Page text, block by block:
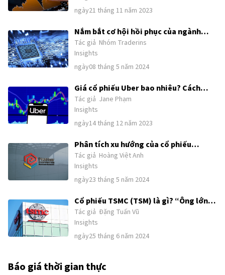
danh mục đầu tư cổ phiếu năm 2024
ngày21 tháng 11 năm 2023
Nắm bắt cơ hội hồi phục của ngành
chip: 10 cổ phiếu bán dẫn đáng đầu tư
nhất năm 2024
Tác giả Nhóm Traderins
Insights
ngày08 tháng 5 năm 2024
Giá cổ phiếu Uber bao nhiêu? Cách
mua cổ phiếu Uber tại Việt Nam
Tác giả Jane Phạm
Insights
ngày14 tháng 12 năm 2023
Phân tích xu hướng của cổ phiếu
PDR:Tại sao PDR là cổ phiếu đáng để
đầu tư hiện tại?
Tác giả Hoàng Việt Anh
Insights
ngày23 tháng 5 năm 2024
Cổ phiếu TSMC (TSM) là gì? “Ông lớn”
ngành bán dẫn liệu còn hấp dẫn để đầu
tư?
Tác giả Đặng Tuấn Vũ
Insights
ngày25 tháng 6 năm 2024
Báo giá thời gian thực